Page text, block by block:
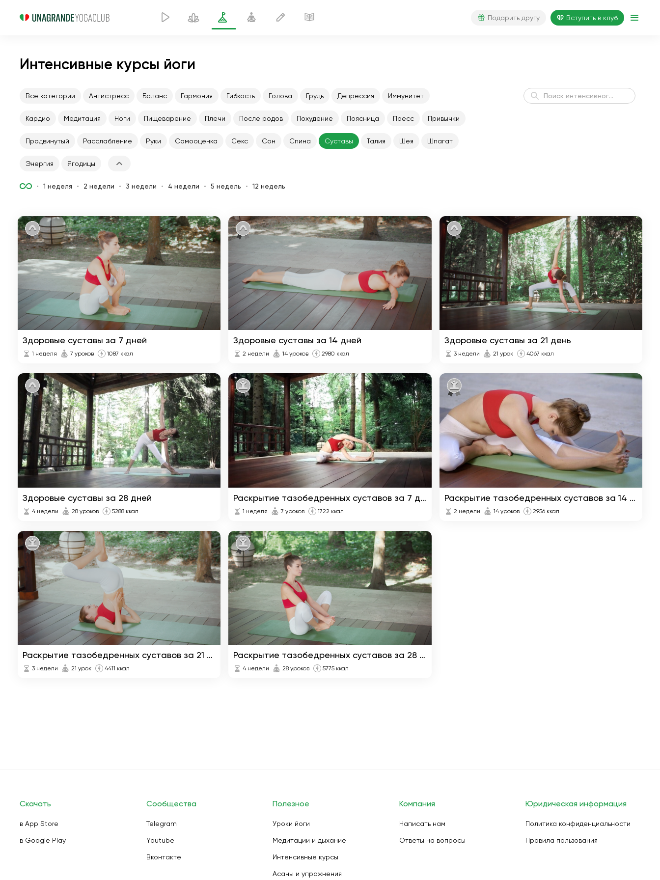
Подарить другу Вступить в клуб
Интенсивные курсы йоги
Укрепление
иммунитета за 28
дней
4 недели
Йога для начинающих
за 7 дней
1 неделя
Похудение за 28 дней
Все категории Антистресс Баланс Гармония Гибкость Голова Грудь Депрессия Иммунитет
Кардио Медитация Ноги Пищеварение Плечи После родов Похудение Поясница Пресс Привычки
Продвинутый Расслабление Руки Самооценка Секс Сон Спина Суставы Талия Шея Шпагат
Энергия Ягодицы
1 неделя 2 недели 3 недели 4 недели 5 недель 12 недель
Здоровые суставы за 7 дней
1 неделя 7 уроков 1087 ккал
Здоровые суставы за 14 дней
2 недели 14 уроков 2980 ккал
Здоровые суставы за 21 день
3 недели 21 урок 4067 ккал
Здоровые суставы за 28 дней
4 недели 28 уроков 5288 ккал
Раскрытие тазобедренных суставов за 7 дней
1 неделя 7 уроков 1722 ккал
Раскрытие тазобедренных суставов за 14 дней
2 недели 14 уроков 2956 ккал
Раскрытие тазобедренных суставов за 21 день
3 недели 21 урок 4411 ккал
Раскрытие тазобедренных суставов за 28 дней
4 недели 28 уроков 5775 ккал
Скачать
в App Store
в Google Play
Сообщества
Telegram
Youtube
Вконтакте
Полезное
Уроки йоги
Медитации и дыхание
Интенсивные курсы
Асаны и упражнения
Компания
Написать нам
Ответы на вопросы
Юридическая информация
Политика конфиденциальности
Правила пользования